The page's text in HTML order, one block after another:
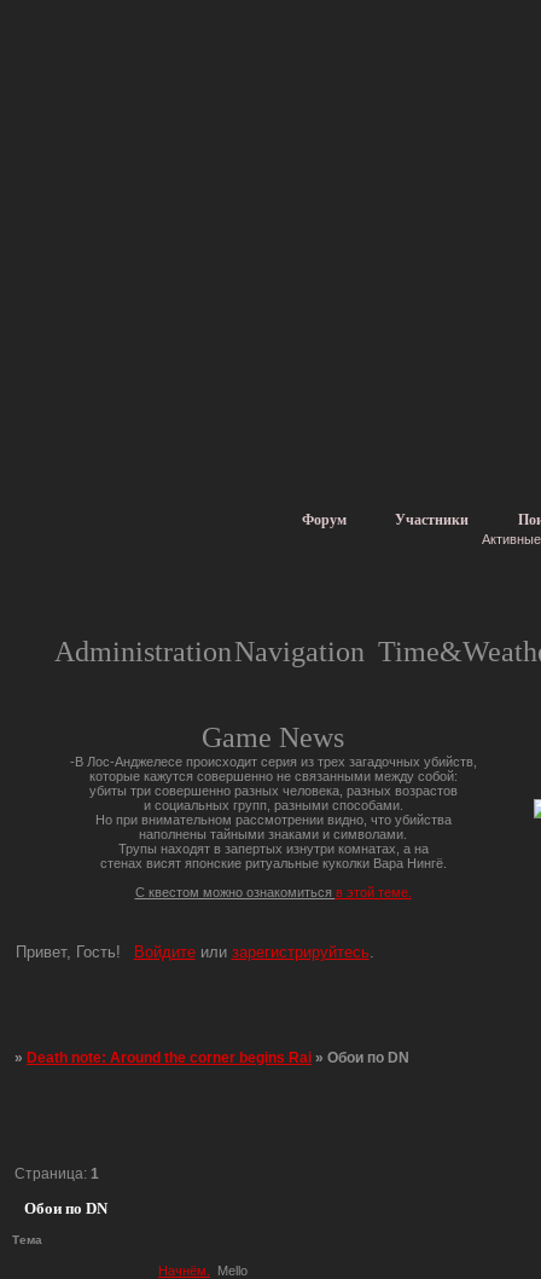
Форум Участники
AdministrationNavigation
Game News
-В Лос-Анджелесе происходит серия из трех загадочных убийств,
которые кажутся совершенно не связанными между собой:
убиты три совершенно разных человека, разных возрастов
и социальных групп, разными способами.
Но при внимательном рассмотрении видно, что убийства
наполнены тайными знаками и символами.
Трупы находят в запертых изнутри комнатах, а на
стенах висят японские ритуальные куколки Вара Нингё.
С квестом можно ознакомиться в этой теме.
Привет, Гость! Войдитеили зарегистрируйтесь.
»Death note: Around the corner begins Rai »Обои по DN
Обои по DN
Страница: 1
Тема
Начнём. Mello